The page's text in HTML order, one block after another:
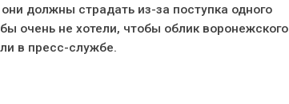
должны страдать из-за поступка одного
очень не хотели, чтобы облик воронежского
в пресс-службе.